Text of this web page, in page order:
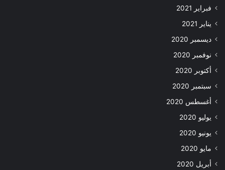
فبراير 2021
يناير 2021
ديسمبر 2020
نوفمبر 2020
أكتوبر 2020
سبتمبر 2020
أغسطس 2020
يوليو 2020
يونيو 2020
مايو 2020
أبريل 2020